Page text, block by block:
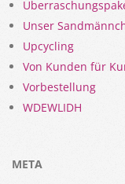
Unser
Upcycling
Von Kunden für
Vorbestellung
WDEWLIDH
META